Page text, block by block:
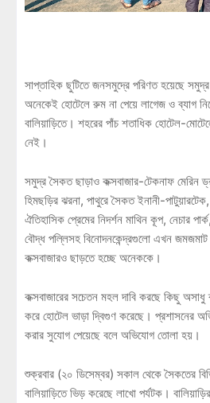
সাপ্তাহিক ছুটিতে জনসমুদ্রে পরিণত হয়েছে
অনেকেই হোটেলে রুম না পেয়ে লাগেজ ও ব্যাগ
বালিয়াড়িতে। শহরের পাঁচ শতাধিক হোটেল-
নেই।
সমুদ্র সৈকত ছাড়াও কক্সবাজার-টেকনাফ মেরিন
হিমছড়ির ঝরনা, পাথুরে সৈকত ইনানী-
ঐতিহাসিক প্রেমের নিদর্শন মাথিন কূপ, নেচার
বৌদ্ধ পল্লিসহ বিনোদনকেন্দ্রগুলো এখন
কক্সবাজারও ছাড়তে হচ্ছে অনেককে।
কক্সবাজারের সচেতন মহল দাবি করছে কিছু অসাধু
করে হোটেল ভাড়া দ্বিগুণ করেছে। প্রশাসনের
করার সুযোগ পেয়েছে বলে অভিযোগ তোলা হয়।
শুক্রবার (২০ ডিসেম্বর) সকাল থেকে সৈকতের
বালিয়াড়িতে ভিড় করেছে লাখো পর্যটক।